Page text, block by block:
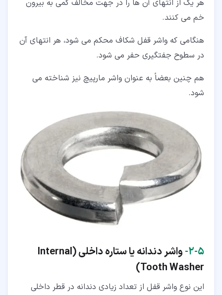
هر یک از انتهای آن ها را در جهت مخالف کمی به بیرون
خم می کنند.
هنگامی که واشر قفل شکاف محکم می شود، هر انتهای آن
در سطوح جفتگیری حفر می شود.
هم چنین بعضاً به عنوان واشر مارپیچ نیز شناخته می
شود.
۵‏-‏۲‏-
واشر دندانه یا ستاره داخلی (Internal
Tooth Washer)
این نوع واشر قفل از تعداد زیادی دندانه در قطر داخلی